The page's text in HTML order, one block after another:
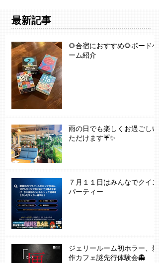
最新記事
🌻合宿におすすめ🌻ボードゲ
ーム紹介
雨の日でも楽しくお過ごしい
ただけます☔✨
７月１１日はみんなでクイズ
パーティー
ジェリールーム初ホラー、新
作カフェ謎先行体験会👻